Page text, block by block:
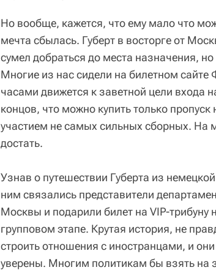
Но вообще, кажется, что ему мало что
мечта сбылась. Губерт в восторге от
сумел добраться до места назначения,
Многие из нас сидели на билетном
часами движется к заветной цели входа
концов, что можно купить только
участием не самых сильных сборных. На
достать.
Узнав о путешествии Губерта из
ним связались представители
Москвы и подарили билет на VIP-трибуну
групповом этапе. Крутая история, не
строить отношения с иностранцами, и
уверены. Многим политикам бы взять на